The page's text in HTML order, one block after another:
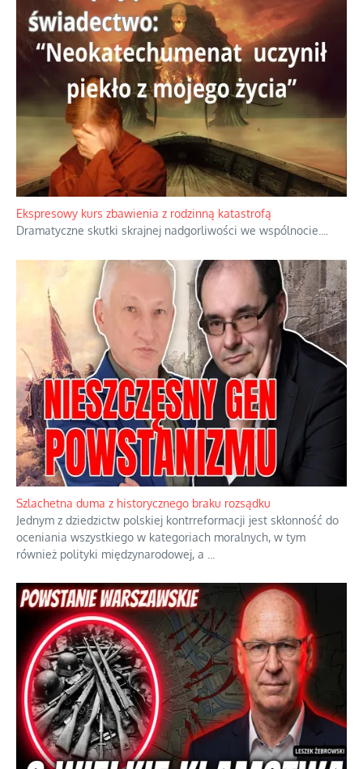
Ekspresowy kurs zbawienia z rodzinną katastrofą
Dramatyczne skutki skrajnej nadgorliwości we wspólnocie.
Szlachetna duma z historycznego braku rozsądku
Jednym z dziedzictw polskiej kontrreformacji jest skłonność do
oceniania wszystkiego w kategoriach moralnych, w tym
również polityki międzynarodowej, a